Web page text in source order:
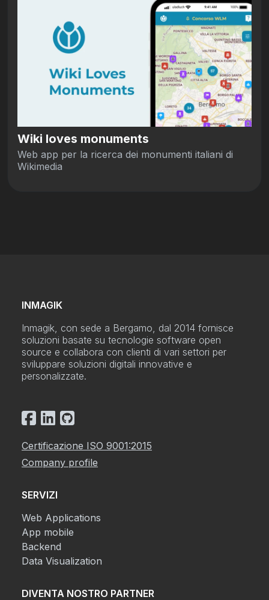
Wiki loves monuments
Web app per la ricerca dei monumenti italiani di
Wikimedia
INMAGIK
Inmagik, con sede a Bergamo, dal 2014 fornisce
soluzioni basate su tecnologie software open
source e collabora con clienti di vari settori per
sviluppare soluzioni digitali innovative e
personalizzate.
Certificazione ISO 9001:2015
Company profile
SERVIZI
Web Applications
App mobile
Backend
Data Visualization
DIVENTA NOSTRO PARTNER